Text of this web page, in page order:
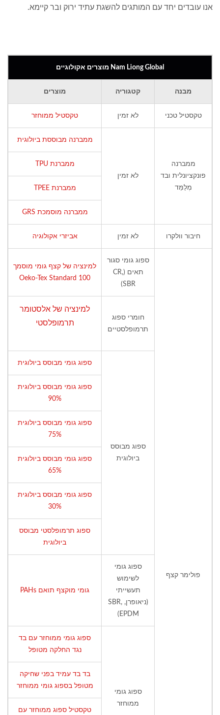
אנו עובדים יחד עם המותגים להשגת עתיד ירוק ובר קיימא.
Nam Liong Global מוצרים אקולוגיים
מבנה קטגוריה מוצרים
טקסטיל טכני לא זמין טקסטיל ממוחזר
ממברנה
פונקציונלית ובד
מְלַמֵּד
לא זמין
ממברנה מבוססת ביולוגית
ממברנת TPU
ממברנת TPEE
ממברנה מוסמכת GRS
חיבור וולקרו לא זמין אביזרי אקולוגיה
פולימר קצף
ספוג גומי סגור
תאים (CR,
SBR)
למינציה של קצף גומי מוסמך
Oeko-Tex Standard 100
חומרי ספוג
תרמופלסטיים
למינציה של אלסטומר
תרמופלסטי
ספוג מבוסס
ביולוגית
ספוג גומי מבוסס ביולוגית
ספוג גומי מבוסס ביולוגית
90%
ספוג גומי מבוסס ביולוגית
75%
ספוג גומי מבוסס ביולוגית
65%
ספוג גומי מבוסס ביולוגית
30%
ספוג תרמופלסטי מבוסס
ביולוגית
ספוג גומי
לשימוש
תעשייתי
(ניאופרן, SBR,
EPDM)
גומי מוקצף תואם PAHs
ספוג גומי
ממוחזר
ספוג גומי ממוחזר עם בד
נגד החלקה מטופל
בד בד עמיד בפני שחיקה
מטופל בספוג גומי ממוחזר
טקסטיל ספוג ממוחזר עם